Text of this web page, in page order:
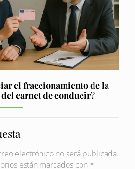
el fraccionamiento de la
carnet de conducir?
electrónico no será publicada.
están marcados con *